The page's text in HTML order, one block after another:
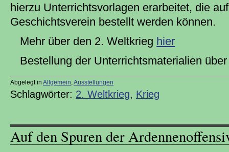
hierzu Unterrichtsvorlagen erarbeitet, die
Geschichtsverein bestellt werden können.
Mehr über den 2. Weltkrieg hier
Bestellung der Unterrichtsmaterialien
Abgelegt in Allgemein Ausstellungen
Schlagwörter: 2. Weltkrieg, Krieg
Auf den Spuren der